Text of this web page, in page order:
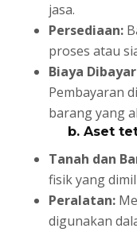
jasa.
Persediaan:
proses atau
Biaya
Pembayaran
barang yang
b. Aset
Tanah dan
fisik yang
Peralatan:
digunakan